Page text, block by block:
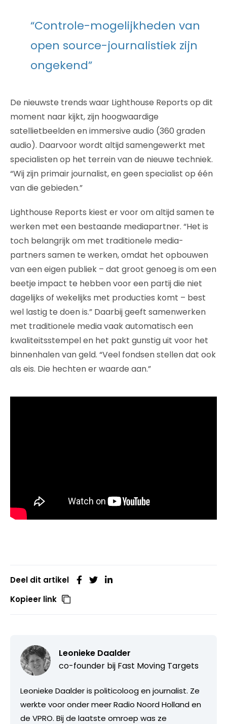
“Controle-mogelijkheden van
open source-journalistiek zijn
ongekend”
De nieuwste trends waar Lighthouse Reports op dit
moment naar kijkt, zijn hoogwaardige
satellietbeelden en immersive audio (360 graden
audio). Daarvoor wordt altijd samengewerkt met
specialisten op het terrein van de nieuwe techniek.
“Wij zijn primair journalist, en geen specialist op één
van die gebieden.”
Lighthouse Reports kiest er voor om altijd samen te
werken met een bestaande mediapartner. “Het is
toch belangrijk om met traditionele media-
partners samen te werken, omdat het opbouwen
van een eigen publiek – dat groot genoeg is om een
beetje impact te hebben voor een partij die niet
dagelijks of wekelijks met producties komt – best
wel lastig te doen is.” Daarbij geeft samenwerken
met traditionele media vaak automatisch een
kwaliteitsstempel en het pakt gunstig uit voor het
binnenhalen van geld. “Veel fondsen stellen dat ook
als eis. Die hechten er waarde aan.”
Deel dit artikel
Kopieer link
Leonieke Daalder
co-founder bij Fast Moving Targets
Leonieke Daalder is politicoloog en journalist. Ze
werkte voor onder meer Radio Noord Holland en
de VPRO. Bij de laatste omroep was ze